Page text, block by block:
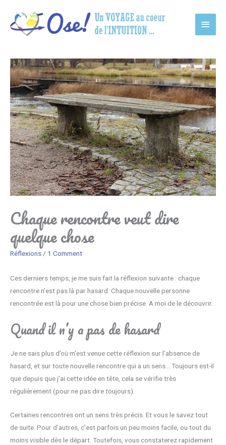
Main
Chaque rencontre veut dire
quelque chose
Réflexions / 1 Comment
Ces derniers temps, je me suis fait la réflexion suivante : chaque
rencontre n’est pas là par hasard. Chaque nouvelle personne
rencontrée est là pour une chose bien précise. A moi de le découvrir.
Quand il n’y a pas de hasard
Je ne sais plus d’où m’est venue cette réflexion sur l’absence de
hasard, et sur toute nouvelle rencontre qui a un sens… Toujours est-il
que depuis que j’ai cette idée en tête, cela se vérifie très
régulièrement (pour ne pas dire toujours).
Certaines rencontres ont un sens très précis. Et vous le savez tout
de suite. Pour d’autres, c’est parfois un peu moins facile, ou tout du
moins visible dès le départ. Toutefois, vous constaterez rapidement